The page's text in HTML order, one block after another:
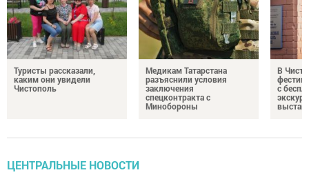
Туристы рассказали,
каким они увидели
Чистополь
Медикам Татарстана
разъяснили условия
заключения
спецконтракта с
Минобороны
В
с
ЦЕНТРАЛЬНЫЕ НОВОСТИ